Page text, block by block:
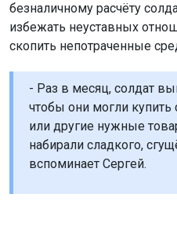
безналичному расчёту
избежать неуставных
скопить непотраченные
- Раз в месяц, солдат
чтобы они могли
или другие нужные
набирали сладкого,
вспоминает Сергей.